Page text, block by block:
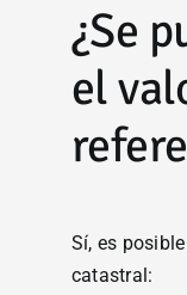
¿Se
el
Sí, es
catastral: